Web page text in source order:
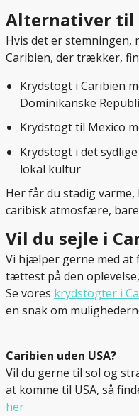
Alternativer til
Hvis det er stemningen,
Caribien, der trækker,
Krydstogt i Caribien
Dominikanske
Krydstogt til Mexico
Krydstogt i det
lokal kultur
Her får du stadig
caribisk atmosfære,
Vil du sejle i
Vi hjælper gerne med at
tættest på den
Se vores krydstogter i
en snak om
Caribien uden USA?
Vil du gerne til sol og
at komme til USA, så
her